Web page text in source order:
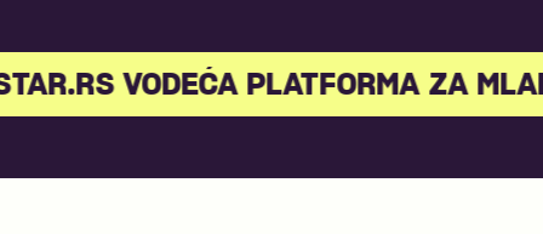
VODEĆA PLATFORMA ZA MLADE